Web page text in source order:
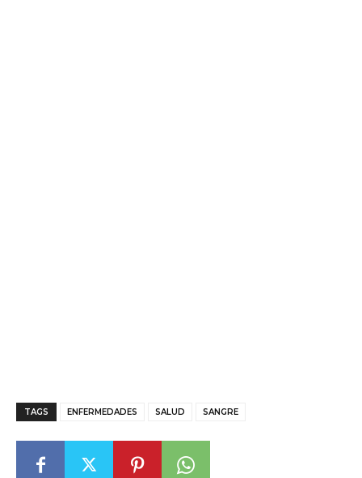
TAGS ENFERMEDADES SALUD SANGRE